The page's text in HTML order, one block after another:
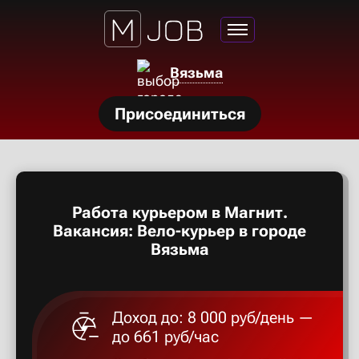
Вязьма
Присоединиться
Работа курьером в Магнит.
Вакансия: Вело-курьер в городе
Вязьма
Доход до: 8 000 руб/день —
до 661 руб/час